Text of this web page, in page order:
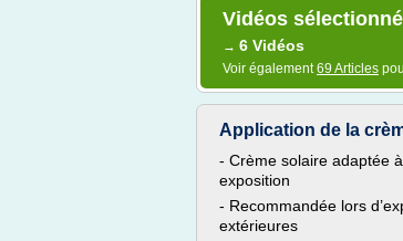
Vidéos
→ 6 Vidéos
Voir également69 Articles
Application de la
- Crème solaire adaptée
exposition
- Recommandée lors
extérieures